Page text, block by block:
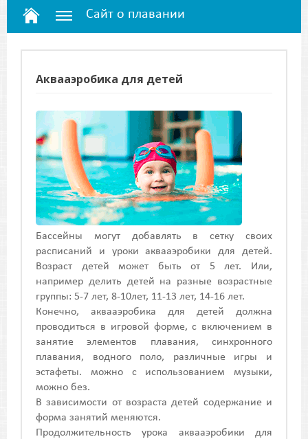
Сайт о плавании
Аквааэробика для детей
Бассейны могут добавлять в сетку своих
расписаний и уроки аквааэробики для детей.
Возраст детей может быть от 5 лет. Или,
например делить детей на разные возрастные
группы: 5-7 лет, 8-10лет, 11-13 лет, 14-16 лет.
Конечно, аквааэробика для детей должна
проводиться в игровой форме, с включением в
занятие элементов плавания, синхронного
плавания, водного поло, различные игры и
эстафеты. можно с использованием музыки,
можно без.
В зависимости от возраста детей содержание и
форма занятий меняются.
Продолжительность урока аквааэробики для